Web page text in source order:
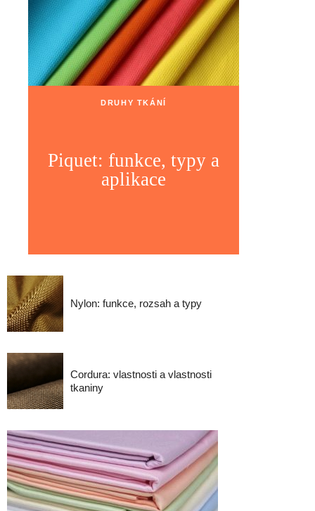
DRUHY TKÁNÍ
Piquet: funkce, typy a
aplikace
Nylon: funkce, rozsah a typy
Cordura: vlastnosti a vlastnosti
tkaniny